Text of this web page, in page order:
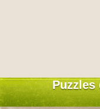
Puzzles